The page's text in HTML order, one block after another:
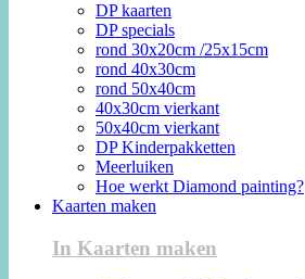
DP kaarten
DP specials
rond 30x20cm /25x15cm
rond 40x30cm
rond 50x40cm
40x30cm vierkant
50x40cm vierkant
DP Kinderpakketten
Meerluiken
Hoe werkt Diamond painting?
Kaarten maken
In Kaarten maken